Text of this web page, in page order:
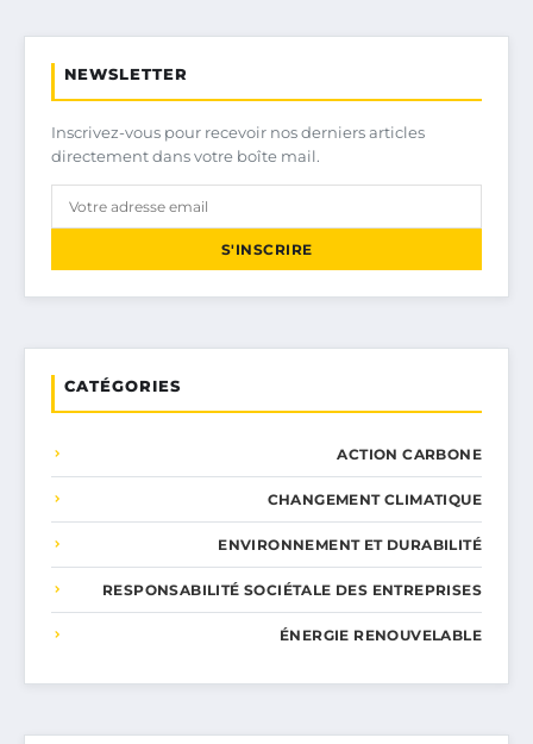
NEWSLETTER
Inscrivez-vous pour recevoir nos derniers articles
directement dans votre boîte mail.
S'INSCRIRE
CATÉGORIES
ACTION CARBONE
CHANGEMENT CLIMATIQUE
ENVIRONNEMENT ET DURABILITÉ
RESPONSABILITÉ SOCIÉTALE DES ENTREPRISES
ÉNERGIE RENOUVELABLE